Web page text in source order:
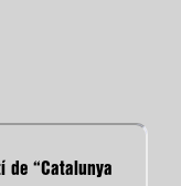
de “Catalunya